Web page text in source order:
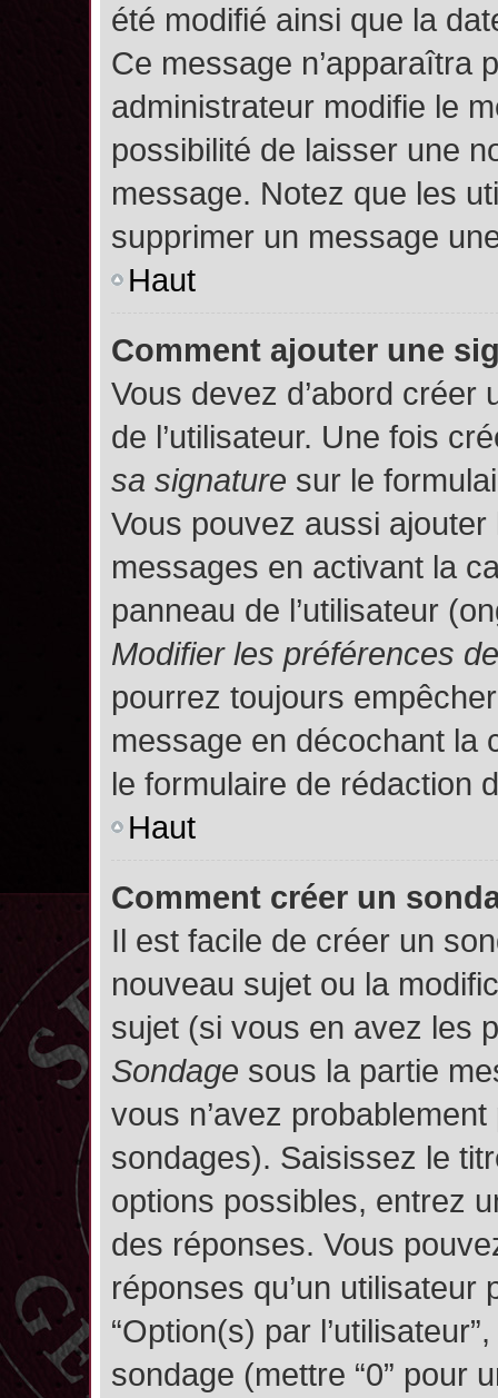
été modifié ainsi que la
Ce message n’apparaîtra
administrateur modifie le
possibilité de laisser une
message. Notez que les
supprimer un message
Haut
Comment ajouter une
Vous devez d’abord
de l’utilisateur. Une fois
sa signature sur le
Vous pouvez aussi
messages en activant la
panneau de l’utilisateur
Modifier les préférences
pourrez toujours
message en décochant la
le formulaire de rédaction
Haut
Comment créer un
Il est facile de créer un
nouveau sujet ou la
sujet (si vous en avez les
Sondage sous la partie
vous n’avez
sondages). Saisissez le
options possibles, entrez
des réponses. Vous
réponses qu’un
“Option(s) par
sondage (mettre “0” pour